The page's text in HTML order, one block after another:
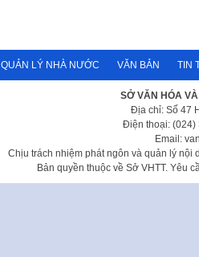
QUẢN LÝ NHÀ NƯỚC VĂN BẢN TIN
SỞ VĂN HÓA
Địa chỉ: Số 47
Điện thoại: (024)
Email:
Chịu trách nhiệm phát ngôn và quản lý nội
Bản quyền thuộc về Sở VHTT. Yêu